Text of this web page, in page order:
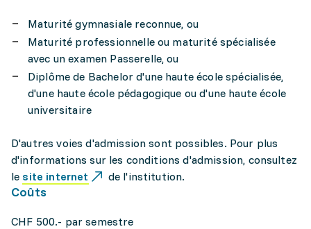
Maturité gymnasiale reconnue, ou
Maturité professionnelle ou maturité spécialisée
avec un examen Passerelle, ou
Diplôme de Bachelor d'une haute école spécialisée,
d'une haute école pédagogique ou d'une haute école
universitaire
D'autres voies d'admission sont possibles. Pour plus
d'informations sur les conditions d'admission, consultez
le site internet de l'institution.
Coûts
CHF 500.- par semestre